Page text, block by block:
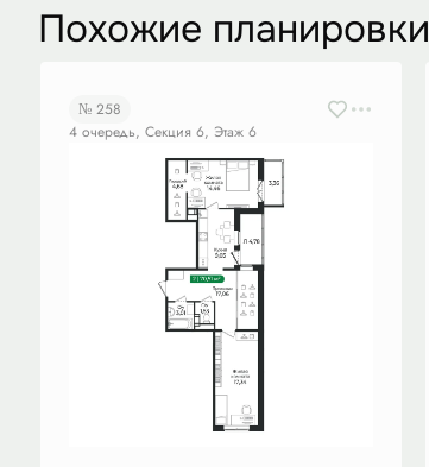
Похожие планировки
№ 258
4 очередь, Секция 6, Этаж 6